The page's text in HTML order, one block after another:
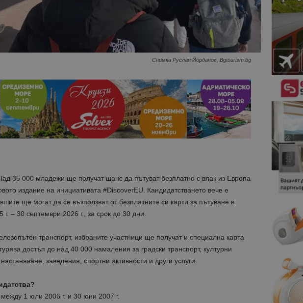
Снимка Руслан Йорданов, Bgtourism.bg
35 000 младежи ще получат шанс да пътуват безплатно с влак из Европа
издание на инициативата #DiscoverEU. Кандидатстването вече е
ще могат да се възползват от безплатните си карти за пътуване в
– 30 септември 2026 г., за срок до 30 дни.
транспорт, избраните участници ще получат и специална карта
достъп до над 40 000 намаления за градски транспорт, културни
заведения, спортни активности и други услуги.
1 юли 2006 г. и 30 юни 2007 г.